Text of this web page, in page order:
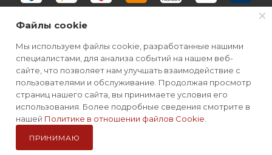
2012-2026 © Официальный дистрибьютор Morakniv в России
Файлы cookie
Мы используем файлы cookie, разработанные нашими
специалистами, для анализа событий на нашем веб-
сайте, что позволяет нам улучшать взаимодействие с
пользователями и обслуживание. Продолжая просмотр
страниц нашего сайта, вы принимаете условия его
использования. Более подробные сведения смотрите в
нашей Политике в отношении файлов Cookie
ПРИНИМАЮ
Каталог
Избранные